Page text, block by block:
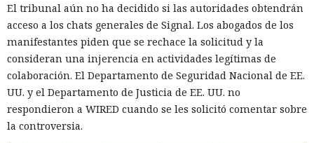
El tribunal aún no ha decidido si las autoridades obtendrán
acceso a los chats generales de Signal. Los abogados de los
manifestantes piden que se rechace la solicitud y la
consideran una injerencia en actividades legítimas de
colaboración. El Departamento de Seguridad Nacional de EE.
UU. y el Departamento de Justicia de EE. UU. no
respondieron a WIRED cuando se les solicitó comentar sobre
la controversia.